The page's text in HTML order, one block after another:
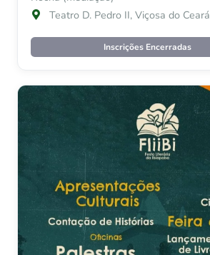
Teatro D. Pedro II, Viçosa do Ceará
Inscrições Encerradas